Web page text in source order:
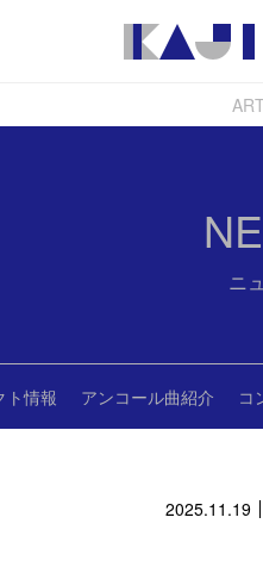
ニ
ト情報 アンコール曲紹介 コ
2025.11.19